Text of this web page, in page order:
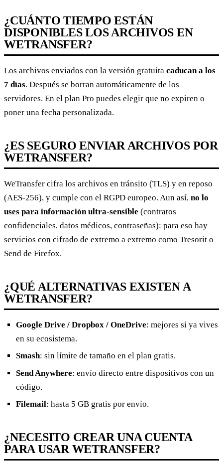
¿CUÁNTO TIEMPO ESTÁN
DISPONIBLES LOS ARCHIVOS EN
WETRANSFER?
Los archivos enviados con la versión gratuita caducan a los
7 días. Después se borran automáticamente de los
servidores. En el plan Pro puedes elegir que no expiren o
poner una fecha personalizada.
¿ES SEGURO ENVIAR ARCHIVOS POR
WETRANSFER?
WeTransfer cifra los archivos en tránsito (TLS) y en reposo
(AES-256), y cumple con el RGPD europeo. Aun así, no lo
uses para información ultra-sensible (contratos
confidenciales, datos médicos, contraseñas): para eso hay
servicios con cifrado de extremo a extremo como Tresorit o
Send de Firefox.
¿QUÉ ALTERNATIVAS EXISTEN A
WETRANSFER?
Google Drive / Dropbox / OneDrive: mejores si ya vives
en su ecosistema.
Smash: sin límite de tamaño en el plan gratis.
Send Anywhere: envío directo entre dispositivos con un
código.
Filemail: hasta 5 GB gratis por envío.
¿NECESITO CREAR UNA CUENTA
PARA USAR WETRANSFER?